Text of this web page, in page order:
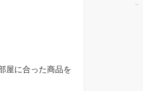
屋に合った商品を